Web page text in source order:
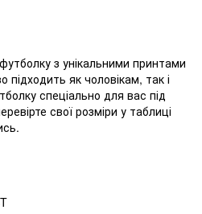
з унікальними принтами
як чоловікам, так і
спеціально для вас під
свої розміри у таблиці